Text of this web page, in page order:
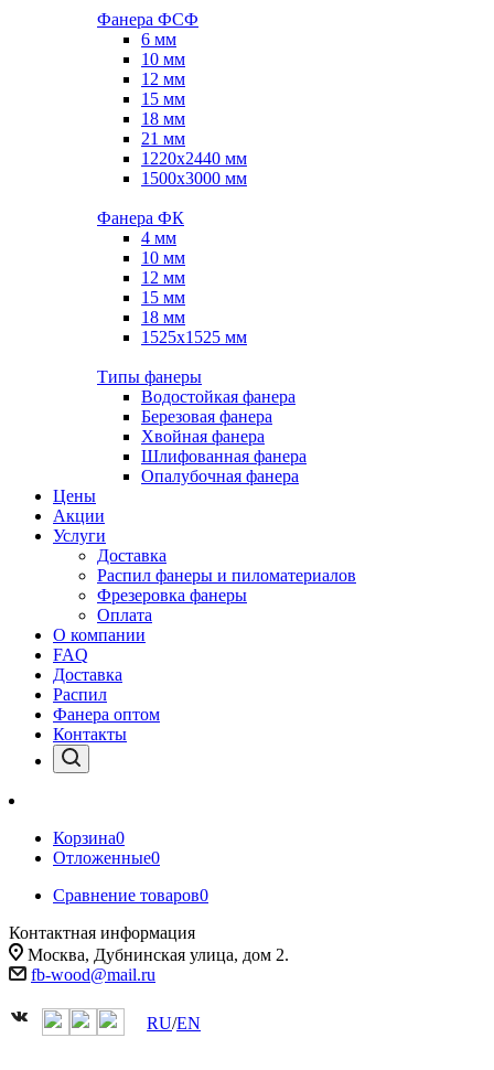
Фанера ФСФ
6 мм
10 мм
12 мм
15 мм
18 мм
21 мм
1220х2440 мм
1500х3000 мм
Фанера ФК
4 мм
10 мм
12 мм
15 мм
18 мм
1525х1525 мм
Типы фанеры
Водостойкая фанера
Березовая фанера
Хвойная фанера
Шлифованная фанера
Опалубочная фанера
Цены
Акции
Услуги
Доставка
Распил фанеры и пиломатериалов
Фрезеровка фанеры
Оплата
О компании
FAQ
Доставка
Распил
Фанера оптом
Контакты
Корзина0
Отложенные0
Сравнение товаров0
Контактная информация
Москва, Дубнинская улица, дом 2.
fb-wood@mail.ru
RU/EN